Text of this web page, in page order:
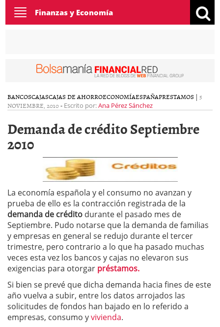
Toggle
navigation
Finanzas y Economía
BANCOSCAJASCAJAS DE AHORROECONOMÍAESPAÑAPRESTAMOS | 5
NOVIEMBRE, 2010- Escrito por:Ana Pérez Sánchez
Demanda de crédito Septiembre
2010
La economía española y el consumo no avanzan y
prueba de ello es la contracción registrada de la
demanda de crédito durante el pasado mes de
Septiembre. Pudo notarse que la demanda de familias
y empresas en general se redujo durante el tercer
trimestre, pero contrario a lo que ha pasado muchas
veces esta vez los bancos y cajas no elevaron sus
exigencias para otorgar préstamos.
Si bien se prevé que dicha demanda hacia fines de este
año vuelva a subir, entre los datos arrojados las
solicitudes de fondos han bajado en lo referido a
empresas, consumo yvivienda.